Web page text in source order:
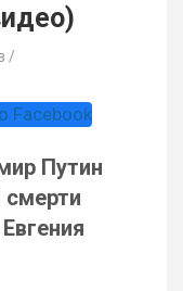
Путин